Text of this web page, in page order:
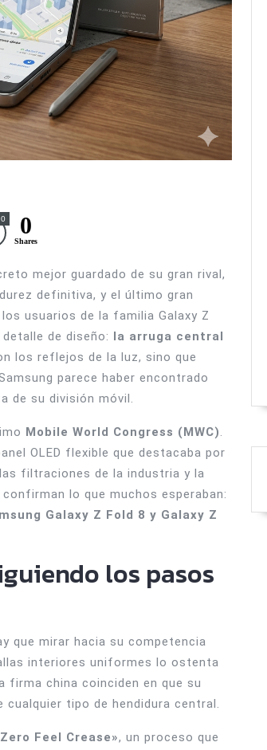
0 0
Shares
mejor guardado de su gran rival,
definitiva, y el último gran
usuarios de la familia Galaxy Z
de diseño: la arruga central
los reflejos de la luz, sino que
parece haber encontrado
de su división móvil.
Mobile World Congress (MWC).
OLED flexible que destacaba por
filtraciones de la industria y la
confirman lo que muchos esperaban:
Galaxy Z Fold 8 y Galaxy Z
los pasos
que mirar hacia su competencia
interiores uniformes lo ostenta
firma china coinciden en que su
tipo de hendidura central.
Feel Crease», un proceso que